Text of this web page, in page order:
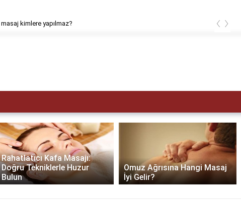
kimlere yapılmaz? ‹ ›
Rahatlatıcı Kafa Masajı:
Doğru Tekniklerle Huzur
Bulun
Omuz Ağrısına Hangi Masaj
İyi Gelir?